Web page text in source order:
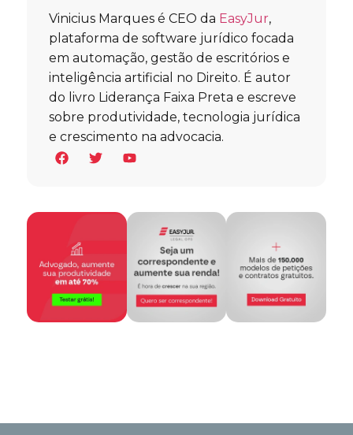
Vinicius Marques é CEO da EasyJur,
plataforma de software jurídico focada
em automação, gestão de escritórios e
inteligência artificial no Direito. É autor
do livro Liderança Faixa Preta e escreve
sobre produtividade, tecnologia jurídica
e crescimento na advocacia.